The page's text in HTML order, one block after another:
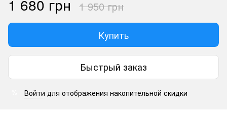
1 680 грн 1 950 грн
Купить
Быстрый заказ
Войти для отображения накопительной скидки